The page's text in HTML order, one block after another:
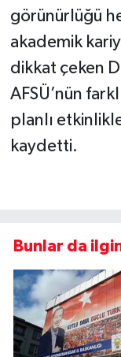
görünürlüğü
akademik
dikkat çeken
AFSÜ’nün
planlı
kaydetti.
Bunlar da